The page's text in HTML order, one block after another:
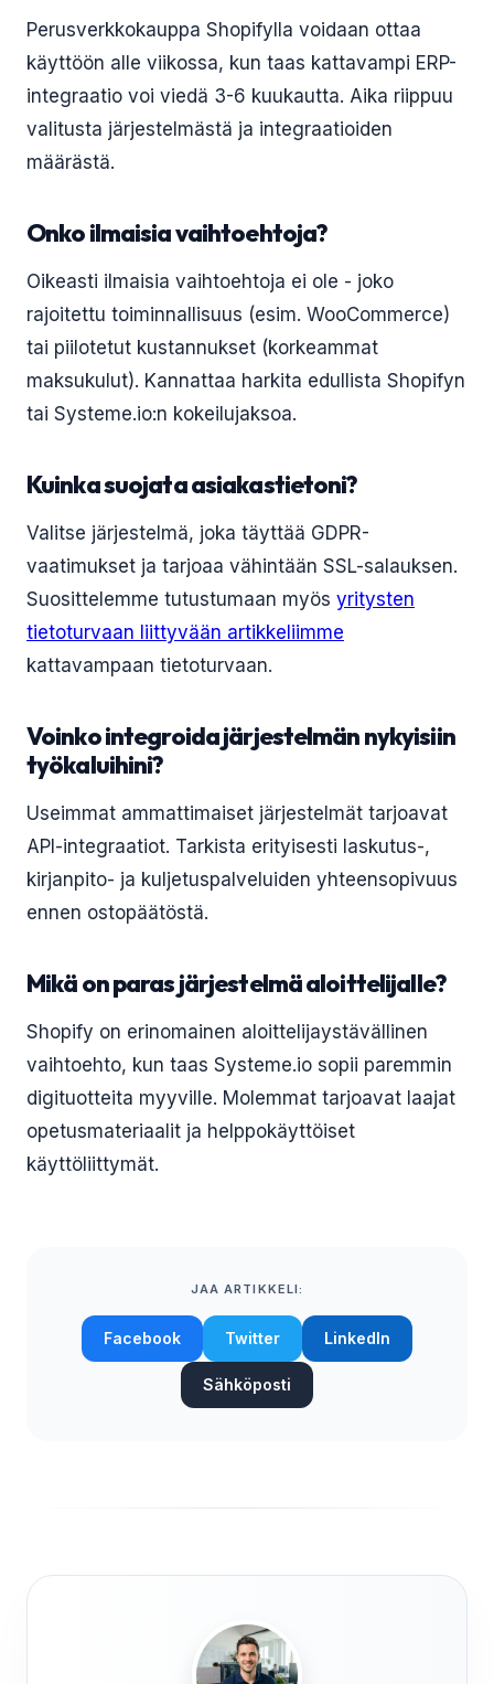
Perusverkkokauppa Shopifylla voidaan ottaa
käyttöön alle viikossa, kun taas kattavampi ERP-
integraatio voi viedä 3-6 kuukautta. Aika riippuu
valitusta järjestelmästä ja integraatioiden
määrästä.
Onko ilmaisia vaihtoehtoja?
Oikeasti ilmaisia vaihtoehtoja ei ole - joko
rajoitettu toiminnallisuus (esim. WooCommerce)
tai piilotetut kustannukset (korkeammat
maksukulut). Kannattaa harkita edullista Shopifyn
tai Systeme.io:n kokeilujaksoa.
Kuinka suojata asiakastietoni?
Valitse järjestelmä, joka täyttää GDPR-
vaatimukset ja tarjoaa vähintään SSL-salauksen.
Suosittelemme tutustumaan myös yritysten
tietoturvaan liittyvään artikkeliimme
kattavampaan tietoturvaan.
Voinko integroida järjestelmän nykyisiin
työkaluihini?
Useimmat ammattimaiset järjestelmät tarjoavat
API-integraatiot. Tarkista erityisesti laskutus-,
kirjanpito- ja kuljetuspalveluiden yhteensopivuus
ennen ostopäätöstä.
Mikä on paras järjestelmä aloittelijalle?
Shopify on erinomainen aloittelijaystävällinen
vaihtoehto, kun taas Systeme.io sopii paremmin
digituotteita myyville. Molemmat tarjoavat laajat
opetusmateriaalit ja helppokäyttöiset
käyttöliittymät.
JAA ARTIKKELI:
Facebook Twitter LinkedIn
Sähköposti